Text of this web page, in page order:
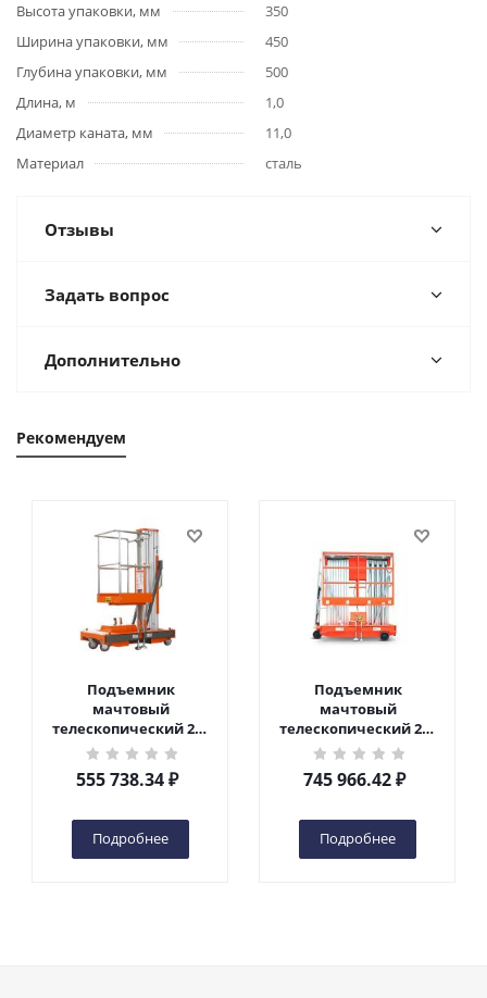
Высота упаковки, мм
350
Ширина упаковки, мм
450
Глубина упаковки, мм
500
Длина, м
1,0
Диаметр каната, мм
11,0
Материал
сталь
Отзывы
Задать вопрос
Дополнительно
Рекомендуем
Подъемник
мачтовый
телескопический 200
кг 6 м TOR GTWY6-200S
DC 2-мачтовый
(автономный) (G) в
555 738.34₽
Подробнее
Подъемник
мачтовый
телескопический 200
кг 10 м TOR GTWY10-
200S DC 2-мачтовый
(автономный) (N) в
745 966.42₽
Подробнее